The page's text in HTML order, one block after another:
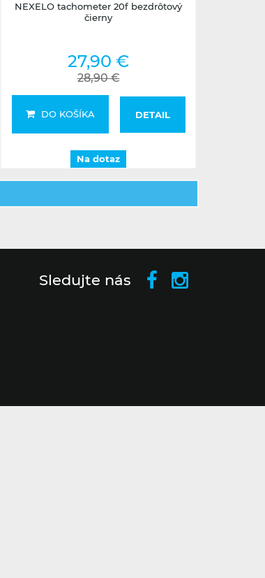
NEXELO tachometer 20f bezdrôtový
čierny
27,90 €
28,90 €
DO KOŠÍKA DETAIL
Na dotaz
Sledujte nás